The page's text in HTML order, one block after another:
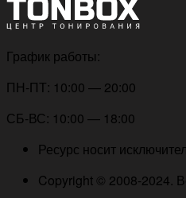
График работы:
ПН-ПТ: 10:00 — 20:00
СБ-ВС: 10:00 — 18:00
Ресурс носит
Copyright © 2008-2024.